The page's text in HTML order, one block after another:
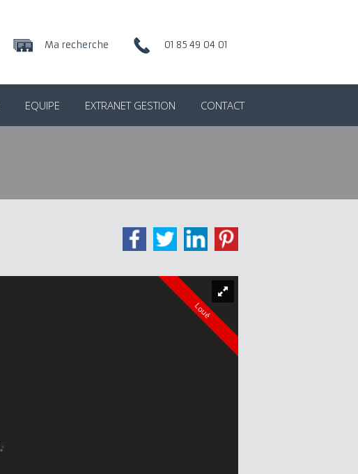
01 85 49 04 01
Ma recherche
EQUIPE EXTRANET GESTION CONTACT
Loué